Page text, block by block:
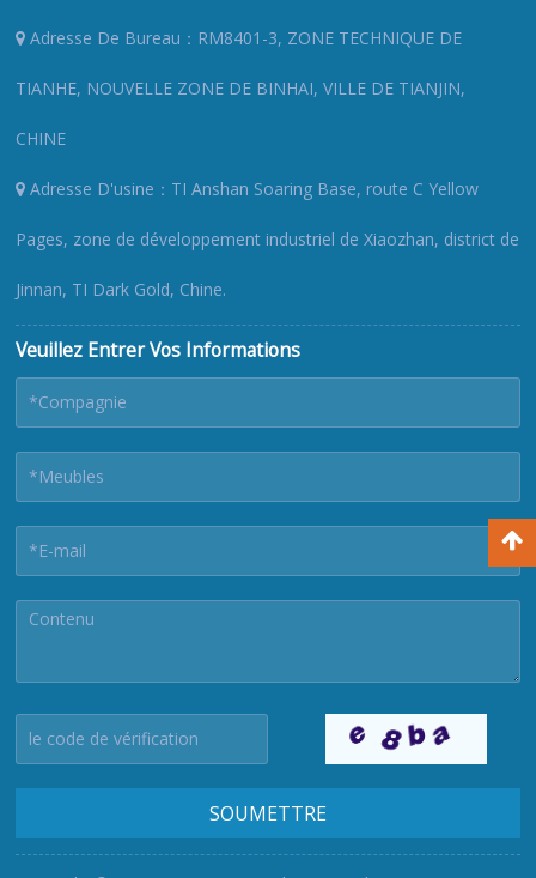
Adresse De Bureau：RM8401-3, ZONE TECHNIQUE DE
TIANHE, NOUVELLE ZONE DE BINHAI, VILLE DE TIANJIN,
CHINE
Adresse D'usine：TI Anshan Soaring Base, route C Yellow
Pages, zone de développement industriel de Xiaozhan, district de
Jinnan, TI Dark Gold, Chine.
Veuillez Entrer Vos Informations